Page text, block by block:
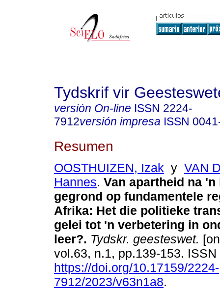
Tydskrif vir
versión On-line ISSN 2224-
7912versión impresa ISSN
Resumen
OOSTHUIZEN, Izak y VAN
Hannes. Van apartheid na 'n
gegrond op fundamentele
Afrika: Het die politieke
gelei tot 'n verbetering in
leer?. Tydskr. geesteswet.
vol.63, n.1, pp.139-153.
https://doi.org/10.17159/2224-
7912/2023/v63n1a8.